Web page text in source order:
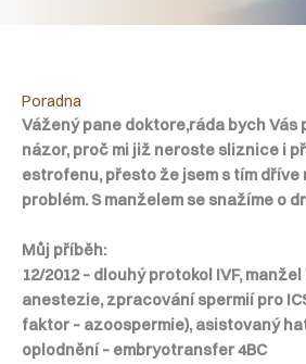
Poradna
Vážený pane doktore,ráda bych Vás
názor, proč mi již neroste sliznice i
estrofenu, přesto že jsem s tím dříve
problém. S manželem se snažíme o
Můj příběh:
12/2012 – dlouhý protokol IVF,
anestezie, zpracování spermií pro
faktor – azoospermie), asistovaný
oplodnění – embryotransfer 4BC